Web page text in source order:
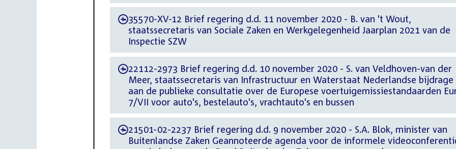
-35570-XV-12 Brief regering d.d. 11 november 2020 - B. van 't Wout,
staatssecretaris van Sociale Zaken en Werkgelegenheid Jaarplan 2021 van de
Inspectie SZW
-22112-2973 Brief regering d.d. 10 november 2020 - S. van Veldhoven-van der
Meer, staatssecretaris van Infrastructuur en Waterstaat Nederlandse bijdrage
aan de publieke consultatie over de Europese voertuigemissiestandaarden
7/VII voor auto's, bestelauto's, vrachtauto's en bussen
-21501-02-2237 Brief regering d.d. 9 november 2020 - S.A. Blok, minister van
Buitenlandse Zaken Geannoteerde agenda voor de informele